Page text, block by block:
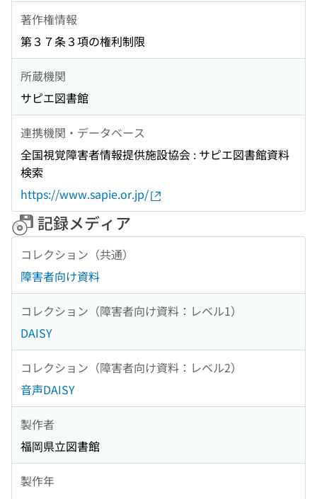
著作権情報
第３７条３項の権利制限
所蔵機関
サピエ図書館
連携機関・データベース
全国視覚障害者情報提供施設協会 : サピエ図書館資料
検索
https://www.sapie.or.jp/
記録メディア
コレクション（共通）
障害者向け資料
コレクション（障害者向け資料：レベル1）
DAISY
コレクション（障害者向け資料：レベル2）
音声DAISY
製作者
福岡県立図書館
製作年